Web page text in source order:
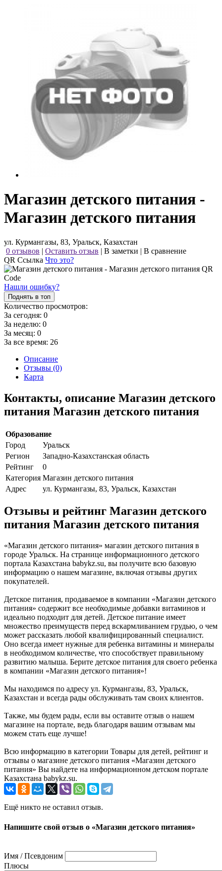
Магазин детского питания -
Магазин детского питания
ул. Курмангазы, 83, Уральск, Казахстан
0 отзывов | Оставить отзыв | В заметки | В сравнение
QR Ссылка Что это?
Нашли ошибку?
Поднять в топ
Количество просмотров:
За сегодня: 0
За неделю: 0
За месяц: 0
За все время: 26
Описание
Отзывы (0)
Карта
Контакты, описание Магазин детского
питания Магазин детского питания
Образование
Город
Уральск
Регион
Западно-Казахстанская область
Рейтинг
0
Категория Магазин детского питания
Адрес
ул. Курмангазы, 83, Уральск, Казахстан
Отзывы и рейтинг Магазин детского
питания Магазин детского питания
«Магазин детского питания» магазин детского питания в
городе Уральск. На странице информационного детского
портала Казахстана babykz.su, вы получите всю базовую
информацию о нашем магазине, включая отзывы других
покупателей.
Детское питания, продаваемое в компании «Магазин детского
питания» содержит все необходимые добавки витаминов и
идеально подходит для детей. Детское питание имеет
множество преимуществ перед вскармливанием грудью, о чем
может рассказать любой квалифицированный специалист.
Оно всегда имеет нужные для ребенка витамины и минералы
в необходимом количестве, что способствует правильному
развитию малыша. Берите детское питания для своего ребенка
в компании «Магазин детского питания»!
Мы находимся по адресу ул. Курмангазы, 83, Уральск,
Казахстан и всегда рады обслуживать там своих клиентов.
Также, мы будем рады, если вы оставите отзыв о нашем
магазине на портале, ведь благодаря вашим отзывам мы
можем стать еще лучше!
Всю информацию в категории Товары для детей, рейтинг и
отзывы о магазине детского питания «Магазин детского
питания» Вы найдете на информационном детском портале
Казахстана babykz.su.
Ещё никто не оставил отзыв.
Напишите свой отзыв о «Магазин детского питания»
Имя / Псевдоним
Плюсы